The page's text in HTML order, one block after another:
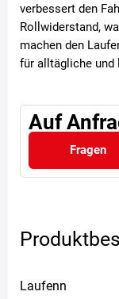
verbessert den
Rollwiderstand,
machen den
für alltägliche und
Auf
Fragen
Laufenn